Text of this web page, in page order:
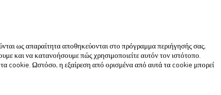
ως απαραίτητα αποθηκεύονται στο πρόγραμμα περιήγησής σας,
και να κατανοήσουμε πώς χρησιμοποιείτε αυτόν τον ιστότοπο.
cookie. Ωστόσο, η εξαίρεση από ορισμένα από αυτά τα cookie μπορεί